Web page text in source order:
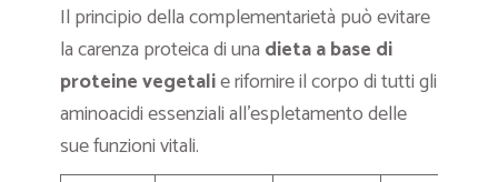
Il principio della complementarietà può evitare
la carenza proteica di una dieta a base di
proteine vegetalie rifornire il corpo di tutti gli
aminoacidi essenziali all’espletamento delle
sue funzioni vitali.